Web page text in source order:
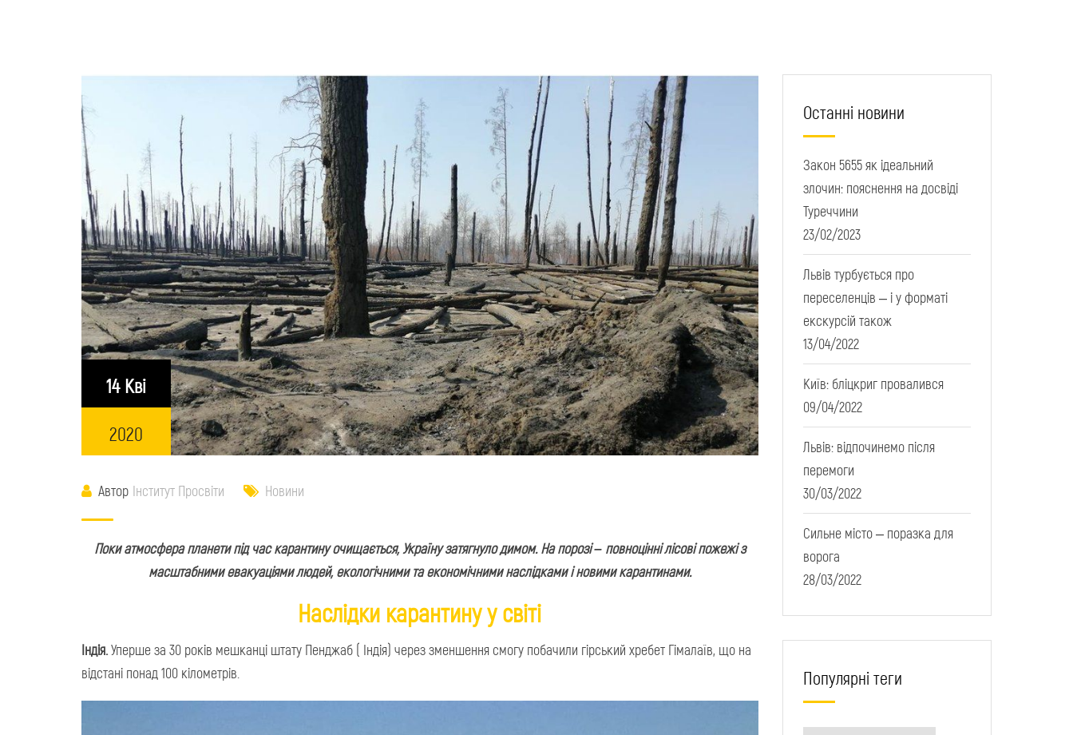
14 Кві
2020
Автор Інститут Просвіти Новини
Поки атмосфера планети під час карантину очищається, Україну затягнуло димом. На порозі – повноцінні лісові пожежі з
масштабними евакуаціями людей, екологічними та економічними наслідками і новими карантинами.
Наслідки карантину у світі
Індія.Уперше за 30 років мешканці штату Пенджаб ( Індія) через зменшення смогу побачили гірський хребет Гімалаїв, що на
відстані понад 100 кілометрів.
Останні новини
Закон 5655 як ідеальний
злочин: пояснення на досвіді
Туреччини
23/02/2023
Львів турбується про
переселенців – і у форматі
екскурсій також
13/04/2022
Київ: бліцкриг провалився
09/04/2022
Львів: відпочинемо після
перемоги
30/03/2022
Сильне місто – поразка для
ворога
28/03/2022
Популярні теги